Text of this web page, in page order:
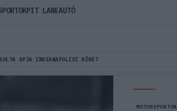
APJA INDIANAPOLISI KÖRÉT
MOTORSPORTOK
PIT LANEAUTÓ